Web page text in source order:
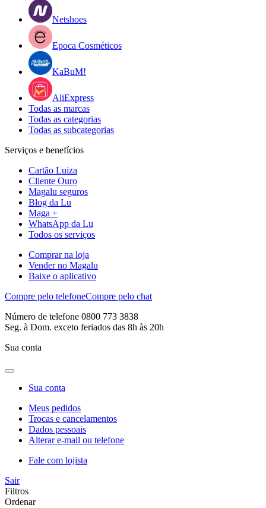
Netshoes
Epoca Cosméticos
KaBuM!
AliExpress
Todas as marcas
Todas as categorias
Todas as subcategorias
Serviços e benefícios
Cartão Luiza
Cliente Ouro
Magalu seguros
Blog da Lu
Maga +
WhatsApp da Lu
Todos os serviços
Comprar na loja
Vender no Magalu
Baixe o aplicativo
Compre pelo telefoneCompre pelo chat
Número de telefone 0800 773 3838
Seg. à Dom. exceto feriados das 8h às 20h
Sua conta
Sua conta
Meus pedidos
Trocas e cancelamentos
Dados pessoais
Alterar e-mail ou telefone
Fale com lojista
Sair
Filtros
Ordenar